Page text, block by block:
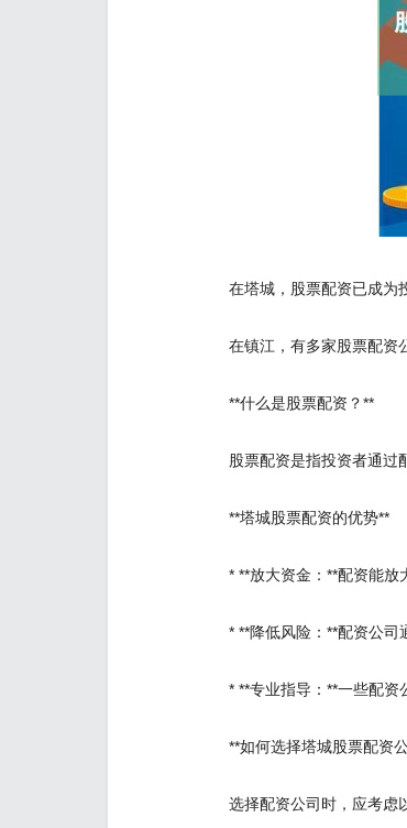
在塔城，股票配资已成为
在镇江，有多家股票配资
**什么是股票配资？**
股票配资是指投资者通过
**塔城股票配资的优势**
* **放大资金：**配资能放
* **降低风险：**配资公司
* **专业指导：**一些配资
**如何选择塔城股票配资
选择配资公司时，应考虑